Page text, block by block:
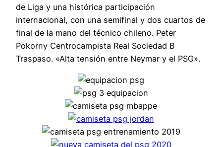
de Liga y una histórica participación
internacional, con una semifinal y dos cuartos de
final de la mano del técnico chileno. Peter
Pokorny Centrocampista Real Sociedad B
Traspaso. «Alta tensión entre Neymar y el PSG».